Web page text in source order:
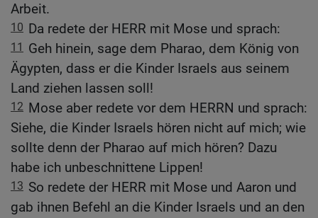
Arbeit.
10 Da redete der HERR mit Mose und sprach:
11
Geh hinein, sage dem Pharao, dem König von
Ägypten, dass er die Kinder Israels aus seinem
Land ziehen lassen soll!
12 Mose aber redete vor dem HERRN und sprach:
Siehe, die Kinder Israels hören nicht auf mich; wie
sollte denn der Pharao auf mich hören? Dazu
habe ich unbeschnittene Lippen!
13 So redete der HERR mit Mose und Aaron und
gab ihnen Befehl an die Kinder Israels und an den